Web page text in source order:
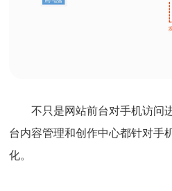
不只是网站前台对手机访问
台内容管理和创作中心都针对手
化。